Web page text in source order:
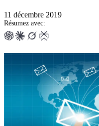
11 décembre 2019
Résumez avec: